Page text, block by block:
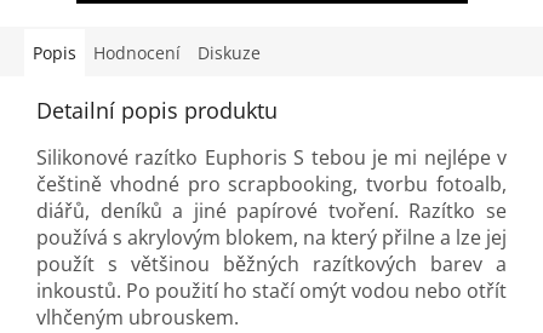
Popis Hodnocení Diskuze
Detailní popis produktu
Silikonové razítko Euphoris S tebou je mi nejlépe v
češtině vhodné pro scrapbooking, tvorbu fotoalb,
diářů, deníků a jiné papírové tvoření. Razítko se
používá s akrylovým blokem, na který přilne a lze jej
použít s většinou běžných razítkových barev a
inkoustů. Po použití ho stačí omýt vodou nebo otřít
vlhčeným ubrouskem.